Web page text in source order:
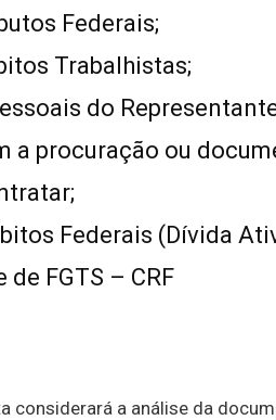
Federais;
Trabalhistas;
do
a procuração ou
Federais (Dívida
FGTS – CRF
considerará a análise da